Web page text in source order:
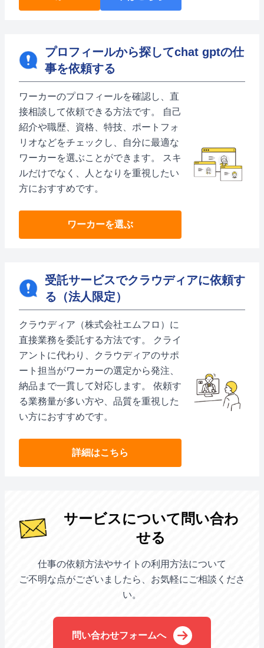
プロフィールから探してchat gptの仕
事を依頼する
ワーカーのプロフィールを確認し、直
接相談して依頼できる方法です。 自己
紹介や職歴、資格、特技、ポートフォ
リオなどをチェックし、自分に最適な
ワーカーを選ぶことができます。 スキ
ルだけでなく、人となりを重視したい
方におすすめです。
ワーカーを選ぶ
受託サービスでクラウディアに依頼す
る（法人限定）
クラウディア（株式会社エムフロ）に
直接業務を委託する方法です。 クライ
アントに代わり、クラウディアのサポ
ート担当がワーカーの選定から発注、
納品まで一貫して対応します。 依頼す
る業務量が多い方や、品質を重視した
い方におすすめです。
詳細はこちら
サービスについて問い合わ
せる
仕事の依頼方法やサイトの利用方法について
ご不明な点がございましたら、お気軽にご相談くださ
い。
問い合わせフォームへ